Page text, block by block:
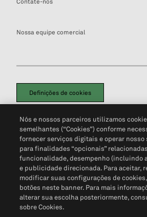
Nossa equipe comercial
Definições de cookies
Política de PrivacidadePortal de privacidade do
Não Venda Minhas Informações Pessoais©
Nós e nossos parceiros utilizamos
semelhantes (“Cookies”) conforme
fornecer serviços digitais e operar nosso
para finalidades “opcionais”
funcionalidade, desempenho (incluindo
e publicidade direcionada. Para aceitar,
modificar suas configurações de
botões neste banner. Para mais
alterar sua escolha posteriormente,
sobre Cookies.